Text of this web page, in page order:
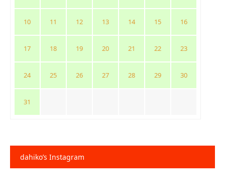
10 11 12 13 14 15 16
17 18 19 20 21 22 23
24 25 26 27 28 29 30
31
dahiko’s Instagram